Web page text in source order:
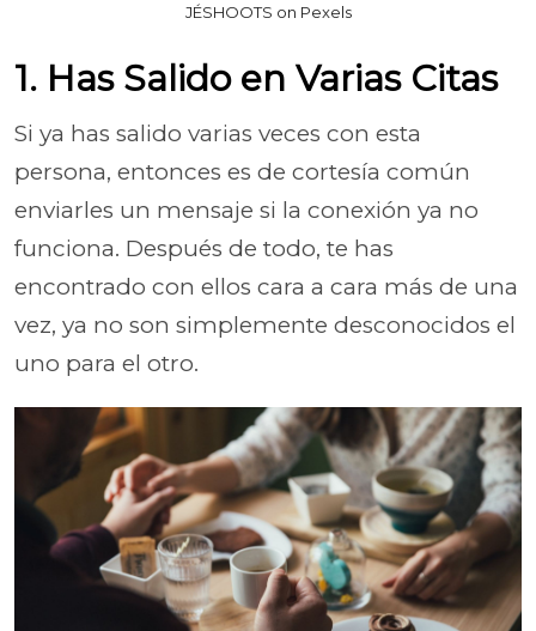
JÉSHOOTS on Pexels
1. Has Salido en Varias Citas
Si ya has salido varias veces con esta
persona, entonces es de cortesía común
enviarles un mensaje si la conexión ya no
funciona. Después de todo, te has
encontrado con ellos cara a cara más de una
vez, ya no son simplemente desconocidos el
uno para el otro.